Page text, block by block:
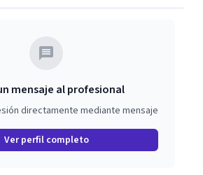
mensaje al profesional
directamente mediante mensaje
Ver perfil completo